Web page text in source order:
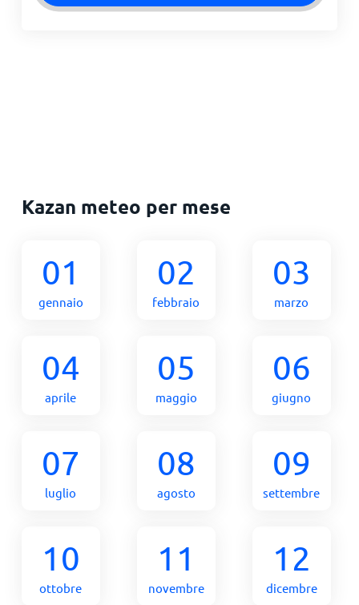
Kazan meteo per mese
01
gennaio
02
febbraio
03
marzo
04
aprile
05
maggio
06
giugno
07
luglio
08
agosto
09
settembre
10
ottobre
11
novembre
12
dicembre